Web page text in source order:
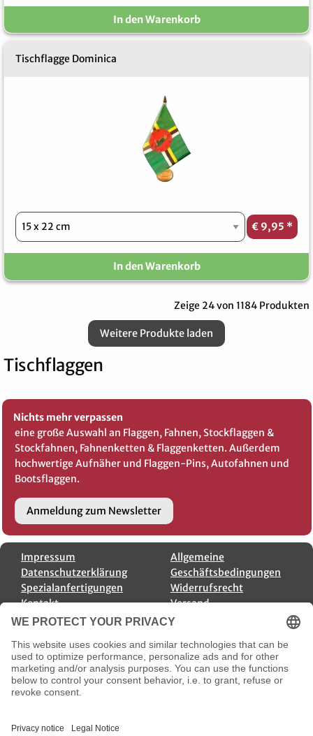
In den Warenkorb
Tischflagge Dominica
€ 9,95 *
In den Warenkorb
Zeige 24 von 1184 Produkten
Weitere Produkte laden
Tischflaggen
Nichts mehr verpassen
eine große Auswahl an Flaggen, Fahnen, Stockflaggen &
Stockfahnen, Fahnenketten & Flaggenketten. Außerdem
hochwertige Aufnäher und Flaggen-Pins, Autofahnen und
Bootsflaggen.
Anmeldung zum Newsletter
Impressum
Datenschutzerklärung
Spezialanfertigungen
Kontakt
Allgemeine
Geschäftsbedingungen
Widerrufsrecht
Versand
Payment Options